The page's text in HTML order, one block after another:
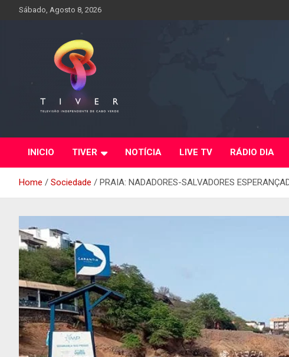
Sábado, Agosto 8, 2026
INICIO TIVER NOTÍCIA LIVE TV RÁDIO DIA
Home Sociedade PRAIA: NADADORES-SALVADORES